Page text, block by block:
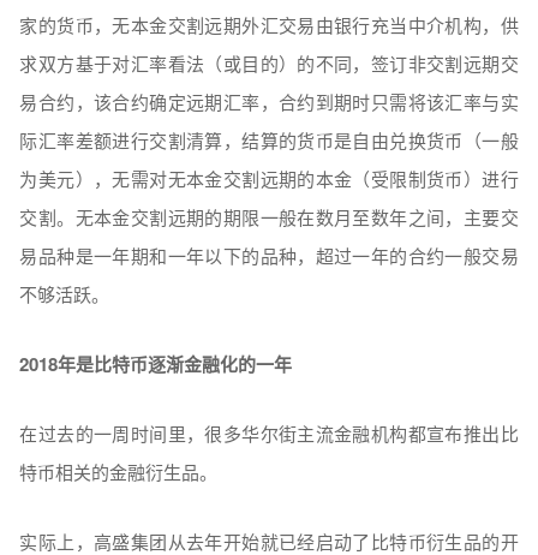
家的货币，无本金交割远期外汇交易由银行充当中介机构，供
求双方基于对汇率看法（或目的）的不同，签订非交割远期交
易合约，该合约确定远期汇率，合约到期时只需将该汇率与实
际汇率差额进行交割清算，结算的货币是自由兑换货币（一般
为美元），无需对无本金交割远期的本金（受限制货币）进行
交割。无本金交割远期的期限一般在数月至数年之间，主要交
易品种是一年期和一年以下的品种，超过一年的合约一般交易
不够活跃。
2018年是比特币逐渐金融化的一年
在过去的一周时间里，很多华尔街主流金融机构都宣布推出比
特币相关的金融衍生品。
实际上，高盛集团从去年开始就已经启动了比特币衍生品的开